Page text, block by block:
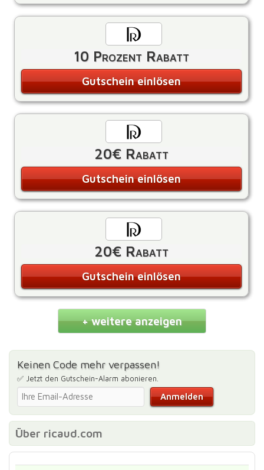
10 Prozent Rabatt
Gutschein einlösen
20€ Rabatt
Gutschein einlösen
20€ Rabatt
Gutschein einlösen
+ weitere anzeigen
Keinen Code mehr verpassen!
✅ Jetzt den Gutschein-Alarm abonieren.
Über ricaud.com